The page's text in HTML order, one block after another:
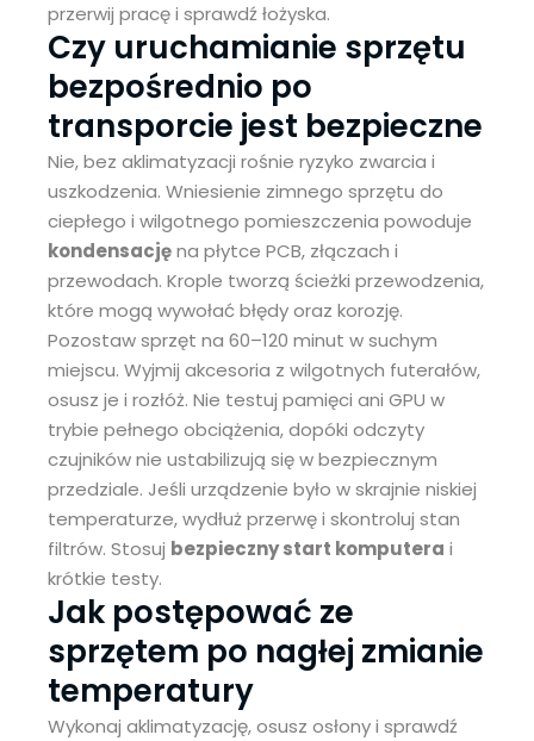
przerwij pracę i sprawdź łożyska.
Czy uruchamianie sprzętu
bezpośrednio po
transporcie jest bezpieczne
Nie, bez aklimatyzacji rośnie ryzyko zwarcia i
uszkodzenia. Wniesienie zimnego sprzętu do
ciepłego i wilgotnego pomieszczenia powoduje
kondensacjęna płytce PCB, złączach i
przewodach. Krople tworzą ścieżki przewodzenia,
które mogą wywołać błędy oraz korozję.
Pozostaw sprzęt na 60–120 minut w suchym
miejscu. Wyjmij akcesoria z wilgotnych futerałów,
osusz je i rozłóż. Nie testuj pamięci ani GPU w
trybie pełnego obciążenia, dopóki odczyty
czujników nie ustabilizują się w bezpiecznym
przedziale. Jeśli urządzenie było w skrajnie niskiej
temperaturze, wydłuż przerwę i skontroluj stan
filtrów. Stosuj bezpieczny start komputera i
krótkie testy.
Jak postępować ze
sprzętem po nagłej zmianie
temperatury
Wykonaj aklimatyzację, osusz osłony i sprawdź